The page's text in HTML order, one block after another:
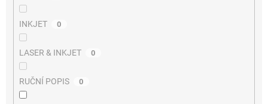
INKJET 0
LASER & INKJET 0
RUČNÍ POPIS 0